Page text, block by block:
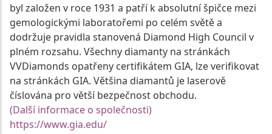
byl založen v roce 1931 a patří k absolutní špičce mezi
gemologickými laboratořemi po celém světě a
dodržuje pravidla stanovená Diamond High Council v
plném rozsahu. Všechny diamanty na stránkách
VVDiamonds opatřeny certifikátem GIA, lze verifikovat
na stránkách GIA. Většina diamantů je laserově
číslována pro větší bezpečnost obchodu.
(Další informace o společnosti)
https://www.gia.edu/